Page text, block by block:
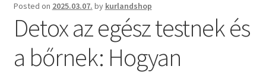
Kapcsolat
Facebook
Posted on 2025.03.07. by kurlandshop
Detox az egész testnek és
a bőrnek: Hogyan